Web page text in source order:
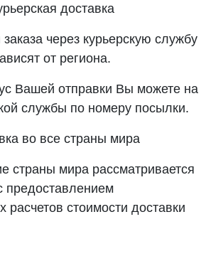
доставка
через курьерскую службу
от региона.
Вашей отправки Вы можете на
службы по номеру посылки.
во все страны мира
страны мира рассматривается
предоставлением
расчетов стоимости доставки